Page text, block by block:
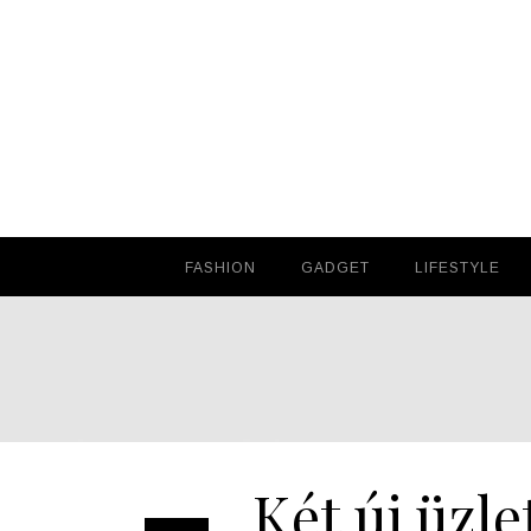
FASHION
FASHION GADGET
GADGET LIFESTYLE
LIFESTYLE
Két új